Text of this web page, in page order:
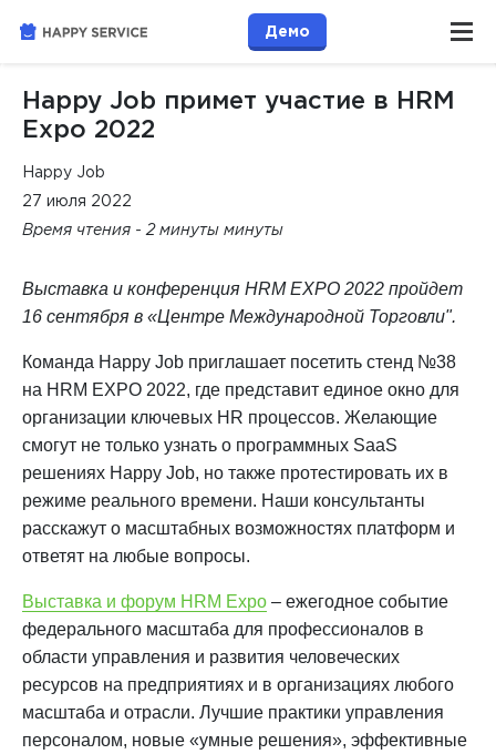
Демо
Happy Job примет участие в HRM
Expo 2022
Happy Job
27 июля 2022
Время чтения - 2 минуты минуты
Выставка и конференция HRMEXPO 2022 пройдет
16 сентября в «Центре Международной Торговли".
Команда Happy Job приглашает посетить стенд №38
на HRM EXPO 2022, где представит единое окно для
организации ключевых HR процессов. Желающие
смогут не только узнать о программных SaaS
решениях Happy Job, но также протестировать их в
режиме реального времени. Наши консультанты
расскажут о масштабных возможностях платформ и
ответят на любые вопросы.
Выставка и форум HRM Expo – ежегодное событие
федерального масштаба для профессионалов в
области управления и развития человеческих
ресурсов на предприятиях и в организациях любого
масштаба и отрасли. Лучшие практики управления
персоналом, новые «умные решения», эффективные